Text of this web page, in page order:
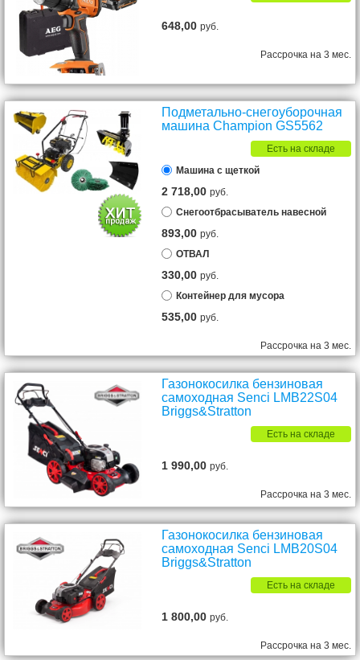
648,00руб.
Рассрочка на 3 мес.
Подметально-снегоуборочная
машина Champion GS5562
Есть на складе
Машина с щеткой
2 718,00руб.
Снегоотбрасыватель навесной
893,00руб.
ОТВАЛ
330,00руб.
Контейнер для мусора
535,00руб.
Рассрочка на 3 мес.
Газонокосилка бензиновая
самоходная Senci LMB22S04
Briggs&Stratton
Есть на складе
1 990,00руб.
Рассрочка на 3 мес.
Газонокосилка бензиновая
самоходная Senci LMB20S04
Briggs&Stratton
Есть на складе
1 800,00руб.
Рассрочка на 3 мес.